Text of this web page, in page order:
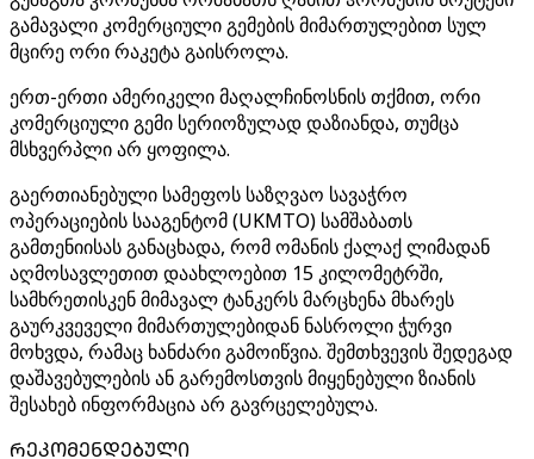
გამავალი კომერციული გემების მიმართულებით სულ
მცირე ორი რაკეტა გაისროლა.
ერთ-ერთი ამერიკელი მაღალჩინოსნის თქმით, ორი
კომერციული გემი სერიოზულად დაზიანდა, თუმცა
მსხვერპლი არ ყოფილა.
გაერთიანებული სამეფოს საზღვაო სავაჭრო
ოპერაციების სააგენტომ (UKMTO) სამშაბათს
გამთენიისას განაცხადა, რომ ომანის ქალაქ ლიმადან
აღმოსავლეთით დაახლოებით 15 კილომეტრში,
სამხრეთისკენ მიმავალ ტანკერს მარცხენა მხარეს
გაურკვეველი მიმართულებიდან ნასროლი ჭურვი
მოხვდა, რამაც ხანძარი გამოიწვია. შემთხვევის შედეგად
დაშავებულების ან გარემოსთვის მიყენებული ზიანის
შესახებ ინფორმაცია არ გავრცელებულა.
ᲠᲔᲙᲝᲛᲔᲜᲓᲔᲑᲣᲚᲘ